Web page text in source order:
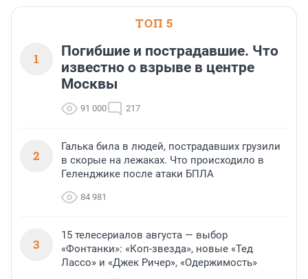
ТОП 5
1
Погибшие и пострадавшие. Что
известно о взрыве в центре
Москвы
91 000 217
2
Галька била в людей, пострадавших грузили
в скорые на лежаках. Что происходило в
Геленджике после атаки БПЛА
84 981
3
15 телесериалов августа — выбор
«Фонтанки»: «Коп-звезда», новые «Тед
Лассо» и «Джек Ричер», «Одержимость»